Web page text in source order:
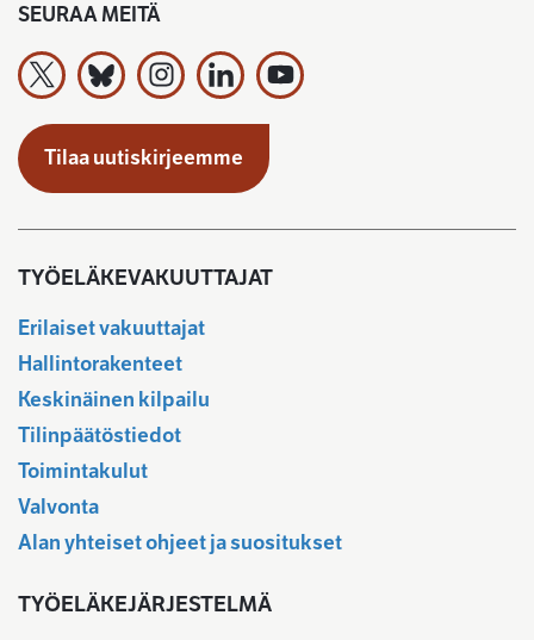
SEURAA MEITÄ
Työeläkevakuuttajat TELA ry X:ssä
Työeläkevakuuttajat TELA ry Bluesky:ssa
Työeläkevakuuttajat TELA ry
Työeläkevakuuttajat TELA ry
Työeläkevakuuttajat TELA ry
Tilaa uutiskirjeemme
TYÖELÄKEVAKUUTTAJAT
Erilaiset vakuuttajat
Hallintorakenteet
Keskinäinen kilpailu
Tilinpäätöstiedot
Toimintakulut
Valvonta
Alan yhteiset ohjeet ja suositukset
TYÖELÄKEJÄRJESTELMÄ